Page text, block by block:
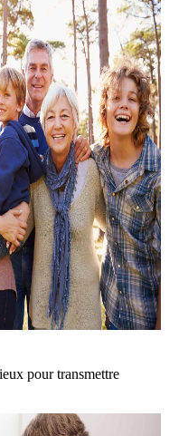
pour transmettre